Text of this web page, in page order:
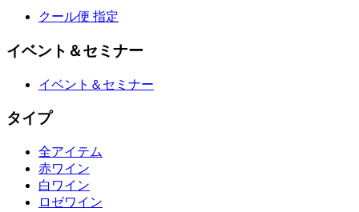
クール便 指定
イベント＆セミナー
イベント＆セミナー
タイプ
全アイテム
赤ワイン
白ワイン
ロゼワイン